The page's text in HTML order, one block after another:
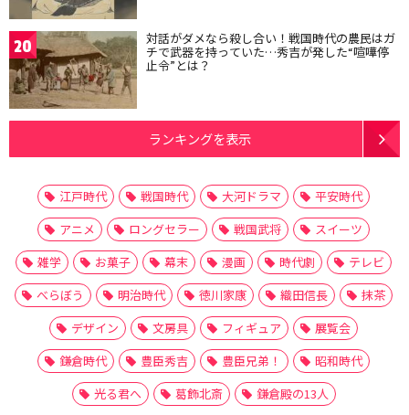
20 対話がダメなら殺し合い！戦国時代の農民はガ
チで武器を持っていた…秀吉が発した“喧嘩停
止令”とは？
ランキングを表示
江戸時代 戦国時代 大河ドラマ
平安時代
アニメ
ロングセラー 戦国武将
スイーツ
雑学
お菓子 幕末 漫画 時代劇
テレビ
べらぼう
明治時代 徳川家康 織田信長
抹茶
デザイン
文房具 フィギュア
展覧会
鎌倉時代
豊臣秀吉 豊臣兄弟！
昭和時代
光る君へ
葛飾北斎 鎌倉殿の13人